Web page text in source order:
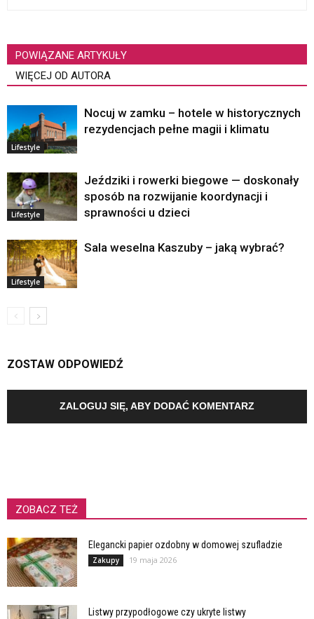
POWIĄZANE ARTYKUŁY
WIĘCEJ OD AUTORA
Lifestyle
Nocuj w zamku – hotele w historycznych
rezydencjach pełne magii i klimatu
Lifestyle
Jeździki i rowerki biegowe — doskonały
sposób na rozwijanie koordynacji i
sprawności u dzieci
Lifestyle
Sala weselna Kaszuby – jaką wybrać?
ZOSTAW ODPOWIEDŹ
ZALOGUJ SIĘ, ABY DODAĆ KOMENTARZ
ZOBACZ TEŻ
Elegancki papier ozdobny w domowej szufladzie
Zakupy 19 maja 2026
Listwy przypodłogowe czy ukryte listwy